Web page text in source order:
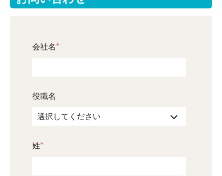
会社名*
役職名
姓*